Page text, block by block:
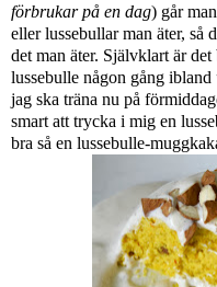
förbrukar på en dag) går
eller lussebullar man äter, så
det man äter. Självklart är
lussebulle någon gång ibland
jag ska träna nu på
smart att trycka i mig en
bra så en lussebulle-